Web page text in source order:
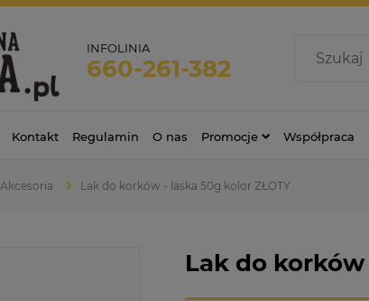
INFOLINIA
660-261-382
Kontakt Regulamin O nas Promocje Współpraca
Akcesoria Lak do korków - laska 50g kolor ZŁOTY
Lak do korków